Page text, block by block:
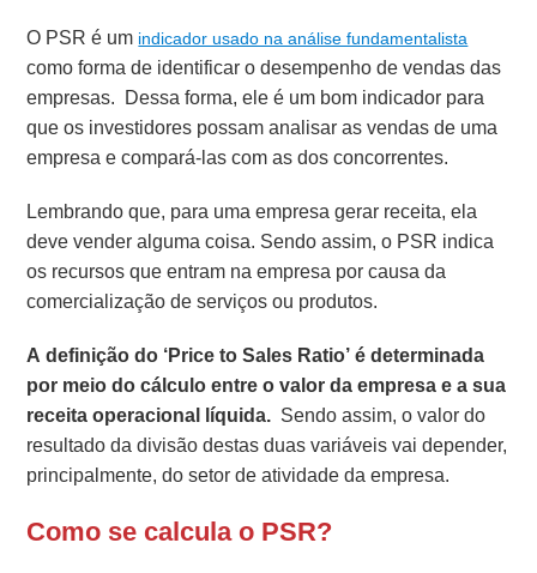
O PSR é um indicador usado na análise fundamentalista
como forma de identificar o desempenho de vendas das
empresas. Dessa forma, ele é um bom indicador para
que os investidores possam analisar as vendas de uma
empresa e compará-las com as dos concorrentes.
Lembrando que, para uma empresa gerar receita, ela
deve vender alguma coisa. Sendo assim, o PSR indica
os recursos queentram na empresa por causa da
comercialização de serviços ou produtos.
A definição do ‘Price to Sales Ratio’ é determinada
por meio do cálculo entre o valor da empresa e a sua
receita operacional líquida. Sendo assim, o valor do
resultado da divisão destas duas variáveis vai depender,
principalmente, do setor de atividade da empresa.
Como se calcula o PSR?